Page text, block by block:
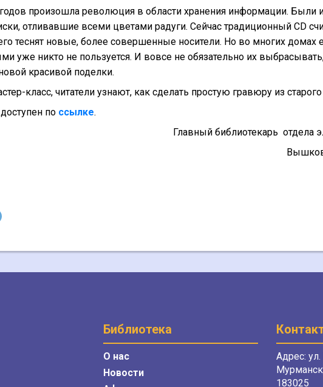
произошла революция в области хранения информации. Были
отливавшие всеми цветами радуги. Сейчас традиционный CD
теснят новые, более совершенные носители. Но во многих домах
уже никто не пользуется. И вовсе не обязательно их
красивой поделки.
класс, читатели узнают, как сделать простую гравюру из
по ссылке.
Главный библиотекарь отдела
Библиотека
О нас
Новости
Адрес:
183025